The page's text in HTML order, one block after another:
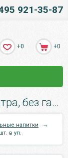
921-35-87
+0 +0
Напиток Vitruss Сакура 0.5 литра, без газа, пэт, 12 шт. в уп..
напитки
→
в уп.